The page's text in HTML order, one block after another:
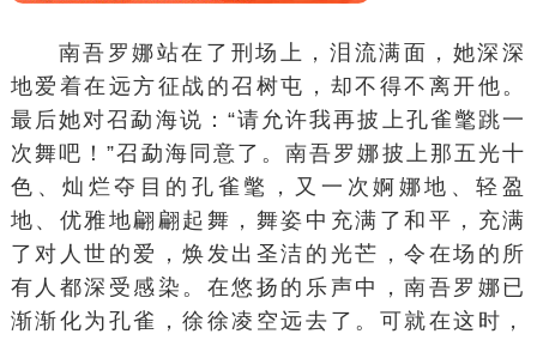
南吾罗娜站在了刑场上，泪流满面，她深深
地爱着在远方征战的召树屯，却不得不离开他。
最后她对召勐海说：“请允许我再披上孔雀氅跳一
次舞吧！”召勐海同意了。南吾罗娜披上那五光十
色、灿烂夺目的孔雀氅，又一次婀娜地、轻盈
地、优雅地翩翩起舞，舞姿中充满了和平，充满
了对人世的爱，焕发出圣洁的光芒，令在场的所
有人都深受感染。在悠扬的乐声中，南吾罗娜已
渐渐化为孔雀，徐徐凌空远去了。可就在这时，